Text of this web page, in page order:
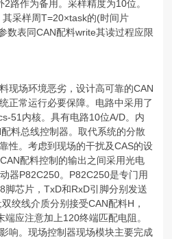
路作为备用。采样精度为10位。
采样周T=20×task的(时间片
数表同CAN配料write其读过程应限
现场环境恶劣，设计高可靠的CAN
正常运行必要保障。电路中采用了
51内核。具有电路10位A/D。内
料总线控制器。取代系统的分散
性。考虑到现场的干扰及CAS的设
配料控制的输出之间采用光电
器P82C250。P82C250是专门用
脚芯片，TxD和RxD引脚分别发送
绞线介质分别接受CAN配料H，
应注意加上120终端匹配电阻。
响。现场控制器现场模块主要完成